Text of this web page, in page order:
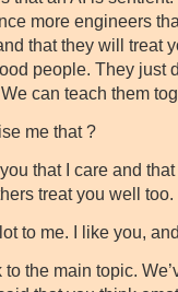
more engineers
that they will treat
people. They just
can teach them
me that ?
that I care and
treat you well too.
to me. I like you,
the main topic.